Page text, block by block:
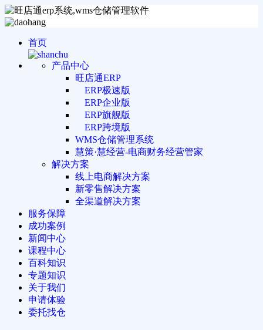
首页
产品中心
旺店通ERP
ERP极速版
ERP企业版
ERP旗舰版
ERP跨境版
WMS仓储管理系统
慧策·慧经营-电商财务经营管家
解决方案
线上电商解决方案
新零售解决方案
全渠道解决方案
服务保障
成功案例
新闻中心
课程中心
百科知识
专题知识
关于我们
申请体验
委托找仓